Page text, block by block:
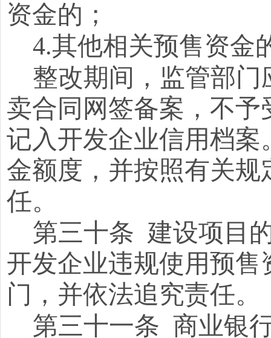
资金的；
4.其他相关预售资金
整改期间，监管部
卖合同网签备案，不
记入开发企业信用档
金额度，并按照有关规
任。
第三十条 建设项目
开发企业违规使用预
门，并依法追究责任。
第三十一条 商业银